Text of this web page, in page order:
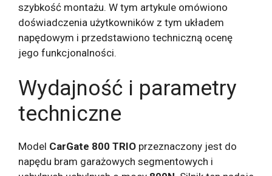
szybkość montażu. W tym artykule omówiono
doświadczenia użytkowników z tym układem
napędowym i przedstawiono techniczną ocenę
jego funkcjonalności.
Wydajność i parametry
techniczne
Model CarGate 800 TRIO przeznaczony jest do
napędu bram garażowych segmentowych i